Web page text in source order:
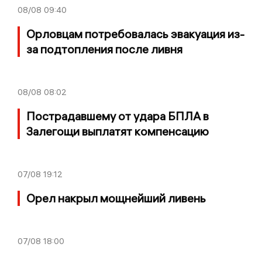
08/08 09:40
Орловцам потребовалась эвакуация из-
за подтопления после ливня
08/08 08:02
Пострадавшему от удара БПЛА в
Залегощи выплатят компенсацию
07/08 19:12
Орел накрыл мощнейший ливень
07/08 18:00